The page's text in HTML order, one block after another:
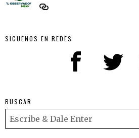
SIGUENOS EN REDES
BUSCAR